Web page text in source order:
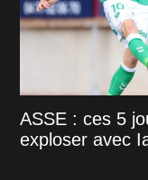
ASSE : ces 5
exploser avec